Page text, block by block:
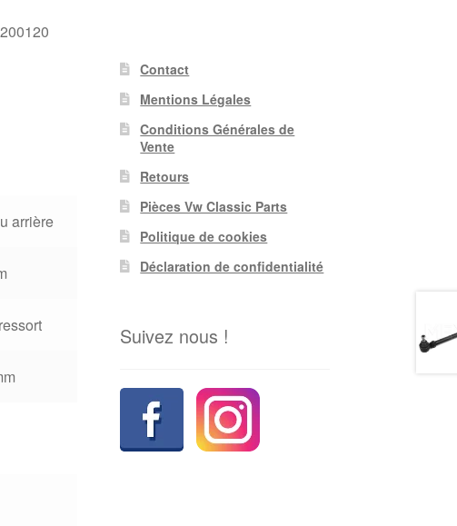
arrière
Contact
Mentions Légales
Conditions Générales de
Vente
Retours
Pièces Vw Classic Parts
Politique de cookies
Déclaration de confidentialité
Suivez nous !